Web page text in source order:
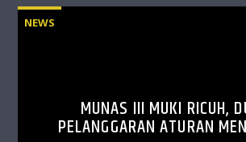
NEWS
MUNAS III MUKI RICUH,
PELANGGARAN ATURAN